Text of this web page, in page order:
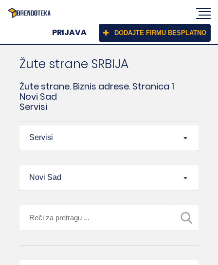
PRIJAVA DODAJTE FIRMU BESPLATNO
Žute strane SRBIJA
Žute strane. Biznis adrese. Stranica 1
Novi Sad
Servisi
Servisi
Novi Sad